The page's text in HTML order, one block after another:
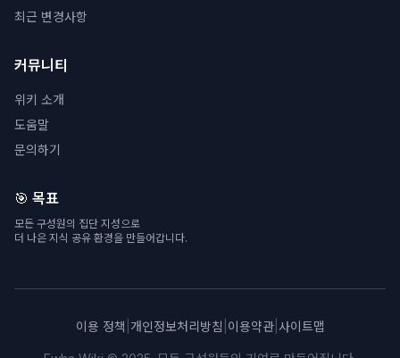
최근 변경사항
커뮤니티
위키 소개
도움말
문의하기
🎯 목표
모든 구성원의 집단 지성으로
더 나은 지식 공유 환경을 만들어갑니다.
이용 정책 개인정보처리방침 이용약관| 사이트맵